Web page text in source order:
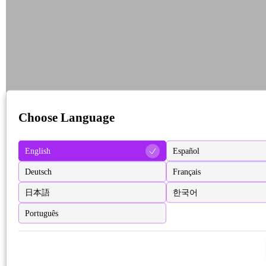
Choose Language
English Español
Deutsch Français
日本語 한국어
Português